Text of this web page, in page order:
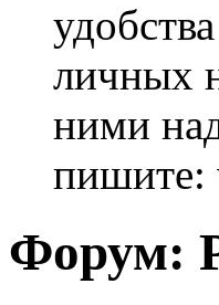
личных
ними
пишите:
Форум: